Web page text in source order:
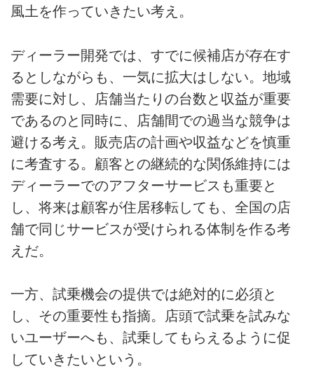
風土を作っていきたい考え。
ディーラー開発では、すでに候補店が存在す
るとしながらも、一気に拡大はしない。地域
需要に対し、店舗当たりの台数と収益が重要
であるのと同時に、店舗間での過当な競争は
避ける考え。販売店の計画や収益などを慎重
に考査する。顧客との継続的な関係維持には
ディーラーでのアフターサービスも重要と
し、将来は顧客が住居移転しても、全国の店
舗で同じサービスが受けられる体制を作る考
えだ。
一方、試乗機会の提供では絶対的に必須と
し、その重要性も指摘。店頭で試乗を試みな
いユーザーへも、試乗してもらえるように促
していきたいという。